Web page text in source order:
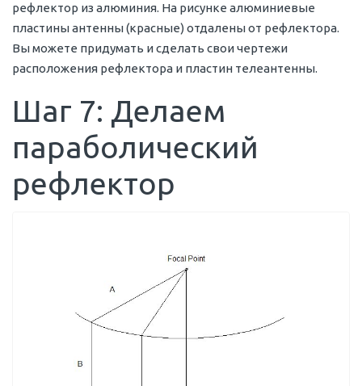
рефлектор из алюминия. На рисунке алюминиевые
пластины антенны (красные) отдалены от рефлектора.
Вы можете придумать и сделать свои чертежи
расположения рефлектора и пластин телеантенны.
Шаг 7: Делаем
параболический
рефлектор